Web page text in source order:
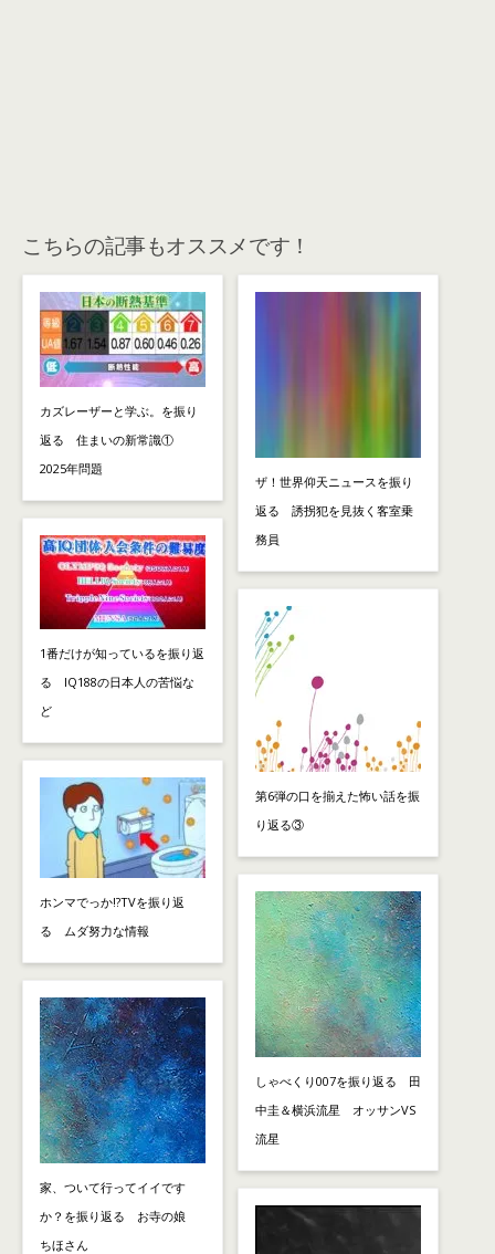
こちらの記事もオススメです！
カズレーザーと学ぶ。を振り
返る 住まいの新常識①
2025年問題
1番だけが知っているを振り返
る IQ188の日本人の苦悩な
ど
ホンマでっか!?TVを振り返
る ムダ努力な情報
家、ついて行ってイイです
か？を振り返る お寺の娘
ちほさん
ザ！世界仰天ニュースを振り
返る 誘拐犯を見抜く客室乗
務員
第6弾の口を揃えた怖い話を振
り返る③
しゃべくり007を振り返る 田
中圭＆横浜流星 オッサンVS
流星